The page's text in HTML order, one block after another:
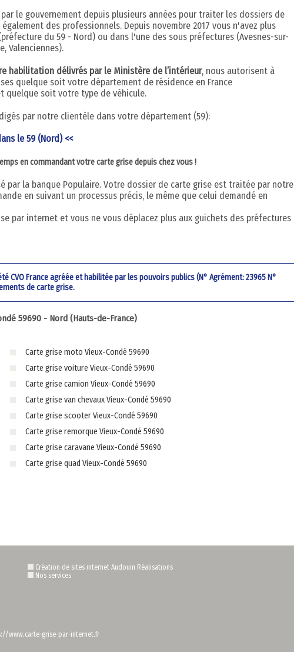
le gouvernement depuis plusieurs années pour traiter les dossiers de
des professionnels. Depuis novembre 2017 vous n'avez plus
du 59 - Nord) ou dans l'une des sous préfectures (Avesnes-sur-
Valenciennes).
habilitation délivrés par le Ministère de l’intérieur, nous autorisent à
quelque soit votre département de résidence en France
quelque soit votre type de véhicule.
par notre clientèle dans votre département (59):
le 59 (Nord) <<
en commandant votre carte grise depuis chez vous !
par la banque Populaire. Votre dossier de carte grise est traitée par notre
en suivant un processus précis, le même que celui demandé en
par internet et vous ne vous déplacez plus aux guichets des préfectures
France agréée et habilitée par les pouvoirs publics (N° Agrément: 23965 N°
de carte grise.
59690 - Nord (Hauts-de-France)
Carte grise moto Vieux-Condé 59690
Carte grise voiture Vieux-Condé 59690
Carte grise camion Vieux-Condé 59690
Carte grise van chevaux Vieux-Condé 59690
Carte grise scooter Vieux-Condé 59690
Carte grise remorque Vieux-Condé 59690
Carte grise caravane Vieux-Condé 59690
Carte grise quad Vieux-Condé 59690
Création de sites internet Audouin Réalisations
Nos services
www.carte-grise-par-internet.fr